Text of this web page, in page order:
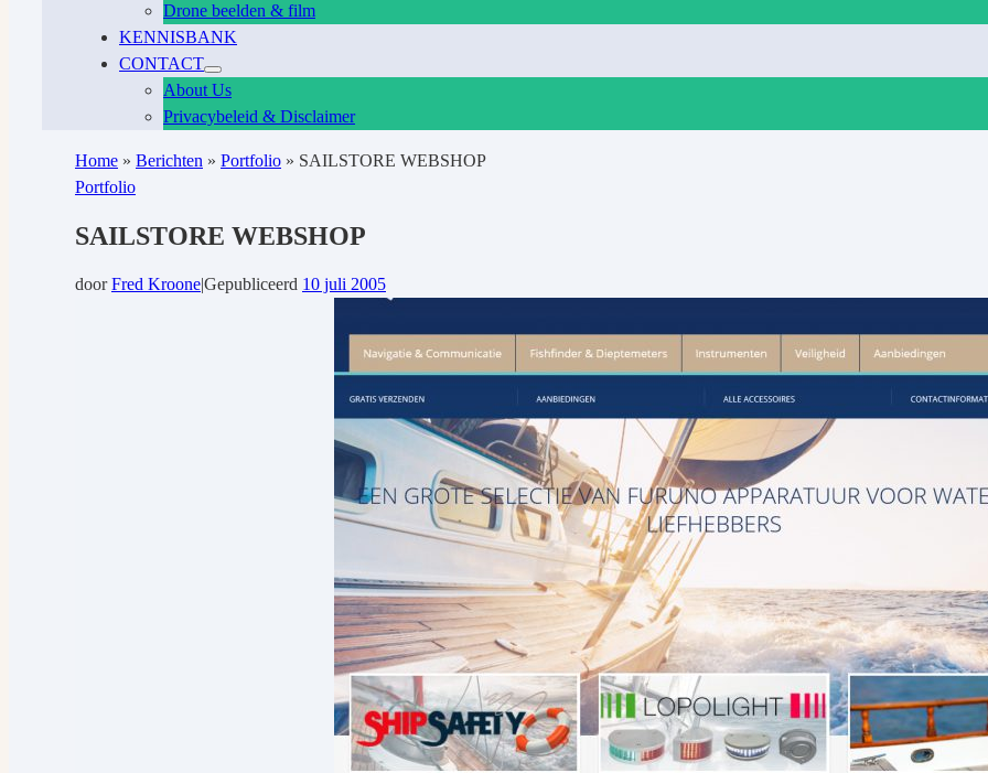
Drone beelden & film
KENNISBANK
CONTACT
About Us
Privacybeleid & Disclaimer
Home » Berichten » Portfolio » SAILSTORE WEBSHOP
Portfolio
SAILSTORE WEBSHOP
doorFred Kroone|Gepubliceerd 10 juli 2005